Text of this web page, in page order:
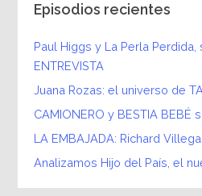
Episodios recientes
Paul Higgs y La Perla
ENTREVISTA
Juana Rozas: el universo de
CAMIONERO y BESTIA BEBÉ
LA EMBAJADA: Richard
Analizamos Hijo del País, el